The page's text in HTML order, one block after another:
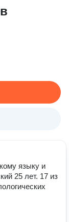
языку и
25 лет. 17 из